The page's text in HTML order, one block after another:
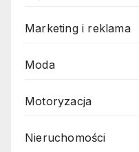
Marketing i reklama
Moda
Motoryzacja
Nieruchomości